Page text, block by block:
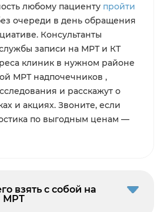
любому пациенту пройти
очереди в день обращения
Консультанты
записи на МРТ и КТ
клиник в нужном районе
МРТ надпочечников ,
и расскажут о
и акциях. Звоните, если
по выгодным ценам —
взять с собой на
МРТ